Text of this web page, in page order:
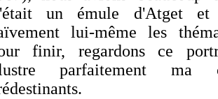
un émule d'Atget et
lui-même les
finir, regardons ce
parfaitement ma